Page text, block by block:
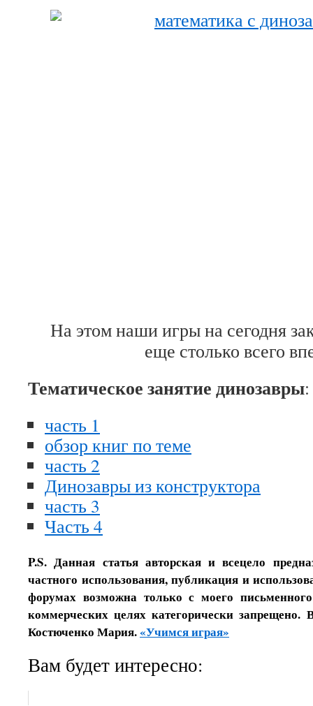
На этом наши игры на сегодня
еще столько всего
Тематическое занятие динозавры:
часть 1
обзор книг по теме
часть 2
Динозавры из конструктора
часть 3
Часть 4
P.S. Данная статья авторская и всецело
частного использования, публикация и
форумах возможна только с моего
коммерческих целях категорически
Костюченко Мария.«Учимся играя»
Вам будет интересно: